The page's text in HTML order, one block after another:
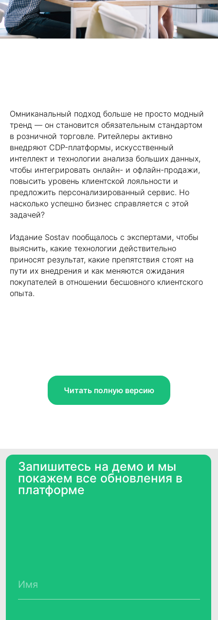
Омниканальный подход больше не просто модный
тренд — он становится обязательным стандартом
в розничной торговле. Ритейлеры активно
внедряют CDP-платформы, искусственный
интеллект и технологии анализа больших данных,
чтобы интегрировать онлайн- и офлайн-продажи,
повысить уровень клиентской лояльности и
предложить персонализированный сервис. Но
насколько успешно бизнес справляется с этой
задачей?
Издание Sostav пообщалось с экспертами, чтобы
выяснить, какие технологии действительно
приносят результат, какие препятствия стоят на
пути их внедрения и как меняются ожидания
покупателей в отношении бесшовного клиентского
опыта.
Читать полную версию
Запишитесь на демо и мы
покажем все обновления в
Нажимая кнопку "Запросить", я даюсогласие
на обработку персональных данных и
ознакомлен (а) с Политикой
конфиденциальности